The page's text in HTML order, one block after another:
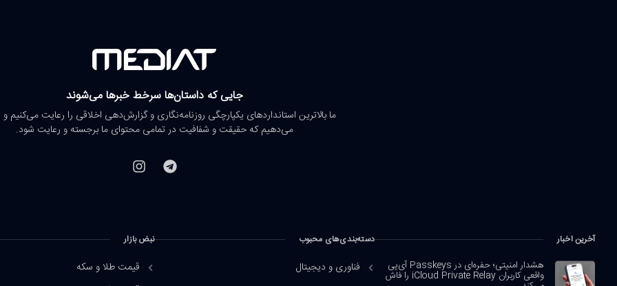
جایی که داستان‌ها سرخط خبرها می‌شوند
ما بالاترین استانداردهای یکپارچگی روزنامه‌نگاری و گزارش‌دهی اخلاقی را رعایت می‌کنیم و
می‌دهیم که حقیقت و شفافیت در تمامی محتوای ما برجسته و رعایت شود.
آخرین اخبار
هشدار امنیتی؛ حفره‌ای در Passkeys آی‌پی
واقعی کاربران iCloud Private Relay را فاش
دسته‌بندی‌های محبوب
فناوری و دیجیتال
نبض بازار
قیمت طلا و سکه